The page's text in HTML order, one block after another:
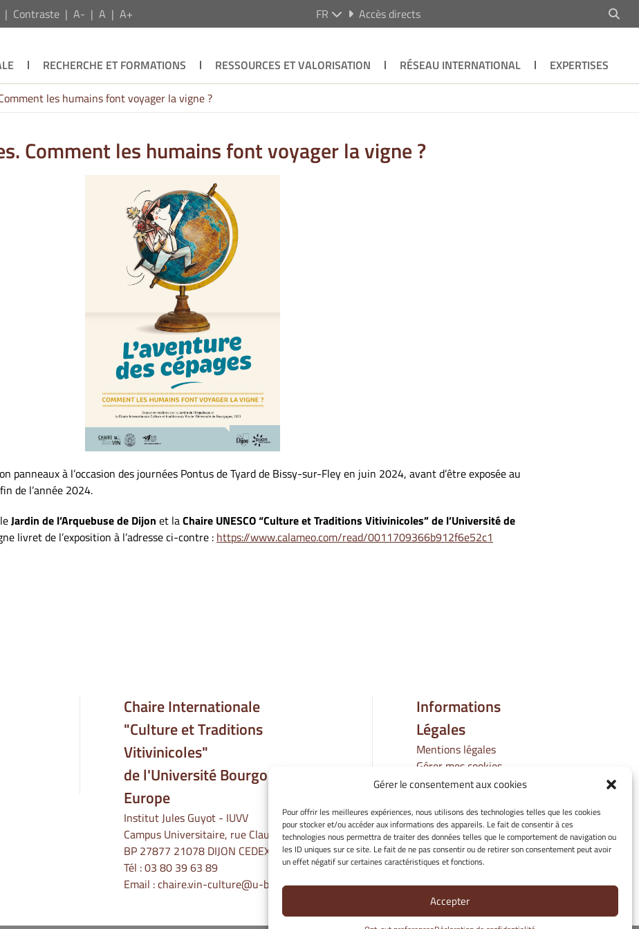
Gérer le consentement aux cookies
Pour offrir les meilleures expériences, nous utilisons des technologies telles que les cookies
pour stocker et/ou accéder aux informations des appareils. Le fait de consentir à ces
technologies nous permettra de traiter des données telles que le comportement de navigation ou
les ID uniques sur ce site. Le fait de ne pas consentir ou de retirer son consentement peut avoir
un effet négatif sur certaines caractéristiques et fonctions.
Accepter
Contraste A- A A+ FR Accès directs
RECHERCHE ET FORMATIONS RESSOURCES ET VALORISATION RÉSEAU INTERNATIONAL
EXPERTISES
les humains font voyager la vigne ?
Comment les humains font voyager la vigne ?
panneaux à l’occasion des journées Pontus de Tyard de Bissy-sur-Fley en juin 2024, avant d’être exposée au
de l’année 2024.
Jardin de l’Arquebuse de Dijon et laChaire UNESCO “Culture et Traditions Vitivinicoles” de l’Université de
livret de l’exposition à l’adresse ci-contre : https://www.calameo.com/read/0011709366b912f6e52c1
Chaire Internationale
"Culture et Traditions
Vitivinicoles"
de l'Université Bourgogne
Europe
Institut Jules Guyot - IUVV
Campus Universitaire, rue Claude Ladrey
BP 27877 21078 DIJON CEDEX
Tél :03 80 39 63 89
Email :chaire.vin-culture@u-bourgogne.fr
Informations
Légales
Mentions légales
Gérer mes cookies
Politique de cookies
confidentialité
Avertissement